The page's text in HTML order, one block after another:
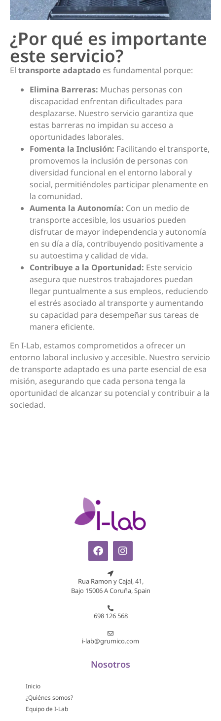
¿Por qué es importante
este servicio?
El transporte adaptado es fundamental porque:
Elimina Barreras: Muchas personas con
discapacidad enfrentan dificultades para
desplazarse. Nuestro servicio garantiza que
estas barreras no impidan su acceso a
oportunidades laborales.
Fomenta la Inclusión: Facilitando el transporte,
promovemos la inclusión de personas con
diversidad funcional en el entorno laboral y
social, permitiéndoles participar plenamente en
la comunidad.
Aumenta la Autonomía: Con un medio de
transporte accesible, los usuarios pueden
disfrutar de mayor independencia y autonomía
en su día a día, contribuyendo positivamente a
su autoestima y calidad de vida.
Contribuye a la Oportunidad: Este servicio
asegura que nuestros trabajadores puedan
llegar puntualmente a sus empleos, reduciendo
el estrés asociado al transporte y aumentando
su capacidad para desempeñar sus tareas de
manera eficiente.
En I-Lab, estamos comprometidos a ofrecer un
entorno laboral inclusivo y accesible. Nuestro servicio
de transporte adaptado es una parte esencial de esa
misión, asegurando que cada persona tenga la
oportunidad de alcanzar su potencial y contribuir a la
sociedad.
Rua Ramon y Cajal, 41,
Bajo 15006 A Coruña, Spain
698 126 568
i-lab@grumico.com
Nosotros
Inicio
¿Quiénes somos?
Equipo de I-Lab